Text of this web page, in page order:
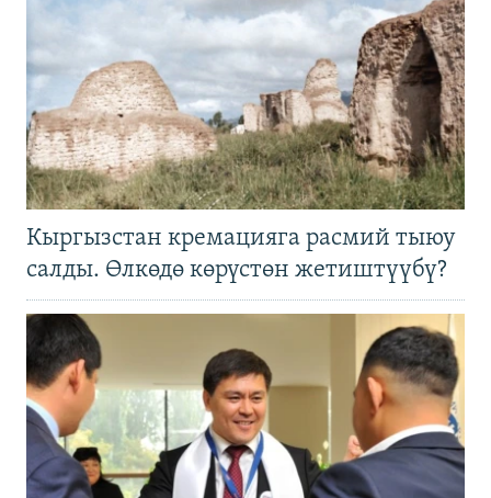
Кыргызстан кремацияга расмий тыюу
салды. Өлкөдө көрүстөн жетиштүүбү?